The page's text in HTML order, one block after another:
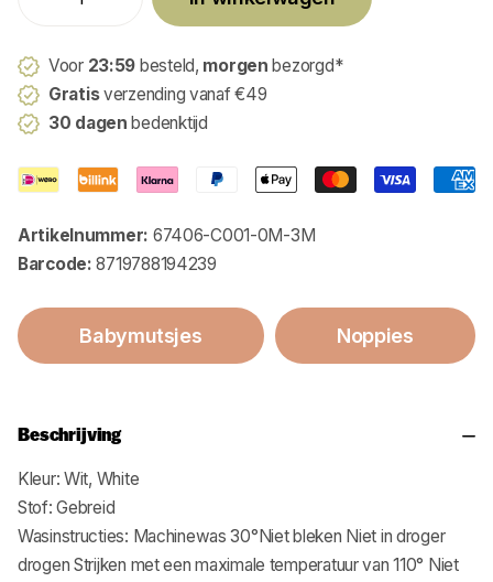
Voor 23:59 besteld, morgen bezorgd*
Gratisverzending vanaf €49
30 dagen bedenktijd
Artikelnummer: 67406-C001-0M-3M
Barcode: 8719788194239
Babymutsjes Noppies
Beschrijving
Kleur: Wit, White
Stof: Gebreid
Wasinstructies: Machinewas 30°Niet bleken Niet in droger
drogen Strijken met een maximale temperatuur van 110° Niet